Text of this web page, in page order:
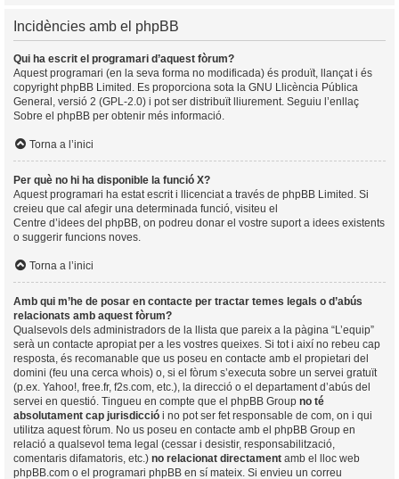
Incidències amb el phpBB
Qui ha escrit el programari d’aquest fòrum?
Aquest programari (en la seva forma no modificada) és produït, llançat i és
copyrightphpBB Limited . Es proporciona sota la GNU Llicència Pública
General, versió 2 (GPL-2.0) i pot ser distribuït lliurement. Seguiu l’enllaç
Sobre el phpBB per obtenir més informació.
Torna a l’inici
Per què no hi ha disponible la funció X?
Aquest programari ha estat escrit i llicenciat a través de phpBB Limited. Si
creieu que cal afegir una determinada funció, visiteu el
Centre d’idees del phpBB, on podreu donar el vostre suport a idees existents
o suggerir funcions noves.
Torna a l’inici
Amb qui m’he de posar en contacte per tractar temes legals o d’abús
relacionats amb aquest fòrum?
Qualsevols dels administradors de la llista que pareix a la pàgina “L’equip”
serà un contacte apropiat per a les vostres queixes. Si tot i així no rebeu cap
resposta, és recomanable que us poseu en contacte amb el propietari del
domini (feu una cerca whois) o, si el fòrum s’executa sobre un servei gratuït
(p.ex. Yahoo!, free.fr, f2s.com, etc.), la direcció o el departament d’abús del
servei en questió. Tingueu en compte que el phpBB Group no té
absolutament cap jurisdicció i no pot ser fet responsable de com, on i qui
utilitza aquest fòrum. No us poseu en contacte amb el phpBB Group en
relació a qualsevol tema legal (cessar i desistir, responsabilització,
comentaris difamatoris, etc.) no relacionat directament amb el lloc web
phpBB.com o el programari phpBB en sí mateix. Si envieu un correu